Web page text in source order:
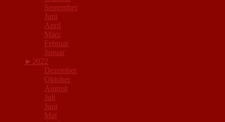
September
Juni
April
März
Februar
Januar
► 2022
Dezember
Oktober
August
Juli
Juni
Mai